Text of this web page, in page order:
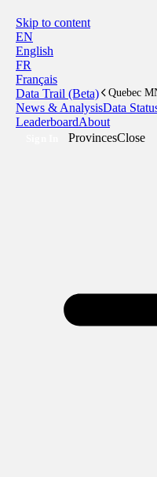
Skip to content
EN
English
FR
Français
Data Trail (Beta)
Quebec
News & AnalysisData
LeaderboardAbout
ProvincesClose